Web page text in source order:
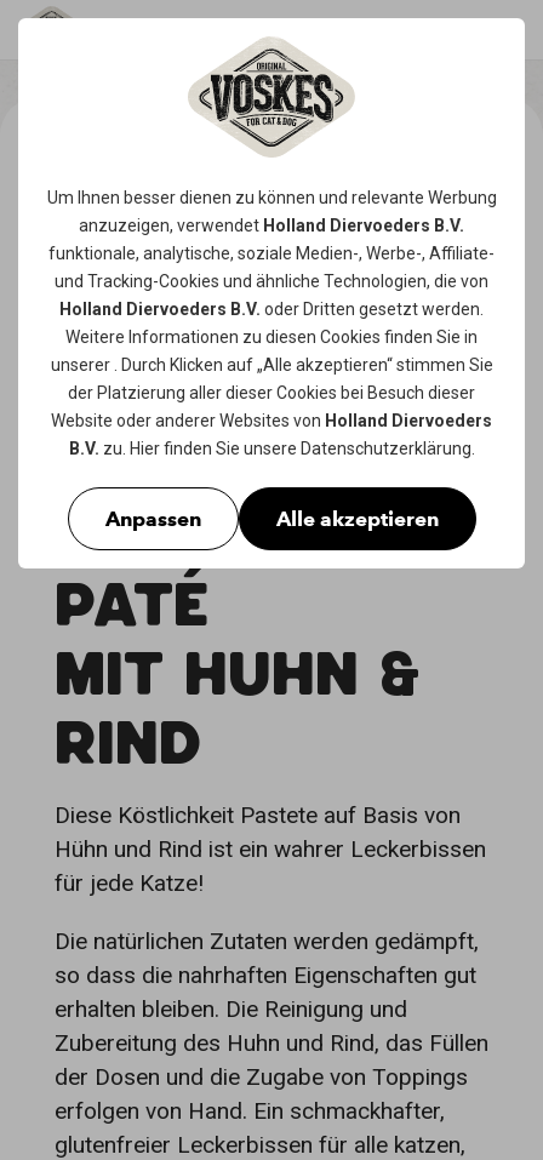
Um Ihnen besser dienen zu können und relevante Werbung
anzuzeigen, verwendet Holland Diervoeders B.V.
funktionale, analytische, soziale Medien-, Werbe-, Affiliate-
und Tracking-Cookies und ähnliche Technologien, die von
Holland Diervoeders B.V. oder Dritten gesetzt werden.
Weitere Informationen zu diesen Cookies finden Sie in
unserer
. Durch Klicken auf „Alle akzeptieren“ stimmen Sie
der Platzierung aller dieser Cookies bei Besuch dieser
Website oder anderer Websites von Holland Diervoeders
B.V. zu. Hier finden Sie unsere Datenschutzerklärung
Anpassen Alle akzeptieren
PATÉ
MIT HUHN &
RIND
Diese Köstlichkeit Pastete auf Basis von
Hühn und Rind ist ein wahrer Leckerbissen
für jede Katze!
Die natürlichen Zutaten werden gedämpft,
so dass die nahrhaften Eigenschaften gut
erhalten bleiben. Die Reinigung und
Zubereitung des Huhn und Rind, das Füllen
der Dosen und die Zugabe von Toppings
erfolgen von Hand. Ein schmackhafter,
glutenfreier Leckerbissen für alle katzen,